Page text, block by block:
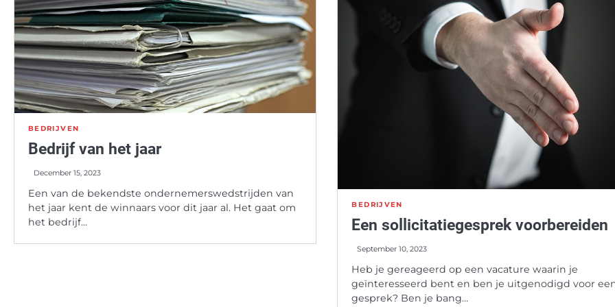
BEDRIJVEN
Bedrijf van het jaar
December 15, 2023
Een van de bekendste ondernemerswedstrijden van
het jaar kent de winnaars voor dit jaar al. Het gaat om
het bedrijf…
BEDRIJVEN
Een sollicitatiegesprek voorbereiden
September 10, 2023
Heb je gereageerd op een vacature waarin je
geïnteresseerd bent en ben je uitgenodigd voor
gesprek? Ben je bang…